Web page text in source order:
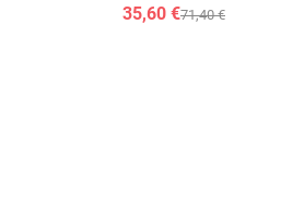
35,60 €71,40 €